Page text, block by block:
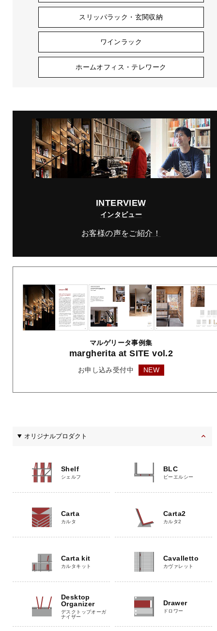
スリッパラック・玄関収納
ワインラック
ホームオフィス・テレワーク
INTERVIEW
インタビュー
お客様の声をご紹介！
マルゲリータ事例集
margherita at SITE vol.2
お申し込み受付中 NEW
オリジナルプロダクト
Shelf
シェルフ
BLC
ビーエルシー
Carta
カルタ
Carta2
カルタ2
Carta kit
カルタキット
Cavalletto
カヴァレット
Desktop
Organizer
デスクトップオーガ
ナイザー
Drawer
ドロワー